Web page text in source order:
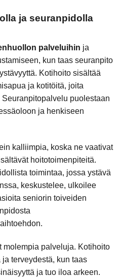
ja seuranpidolla
palveluihin ja
kun taas seuranpito
Kotihoito sisältää
ja kotitöitä, joita
puolestaan
ja henkiseen
kalliimpia, koska ne vaativat
hoitotoimenpiteitä.
toimintaa, jossa ystävä
keskustelee, ulkoilee
seniorin toiveiden
molempia palveluja. Kotihoito
terveydestä, kun taas
ja tuo iloa arkeen.